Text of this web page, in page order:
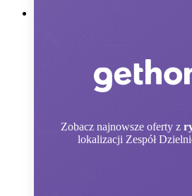
Zobacz najnowsze oferty z
lokalizacji Zespół